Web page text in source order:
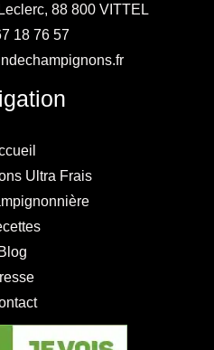
88 800 VITTEL
18 76 57
Ultra Frais
Blog